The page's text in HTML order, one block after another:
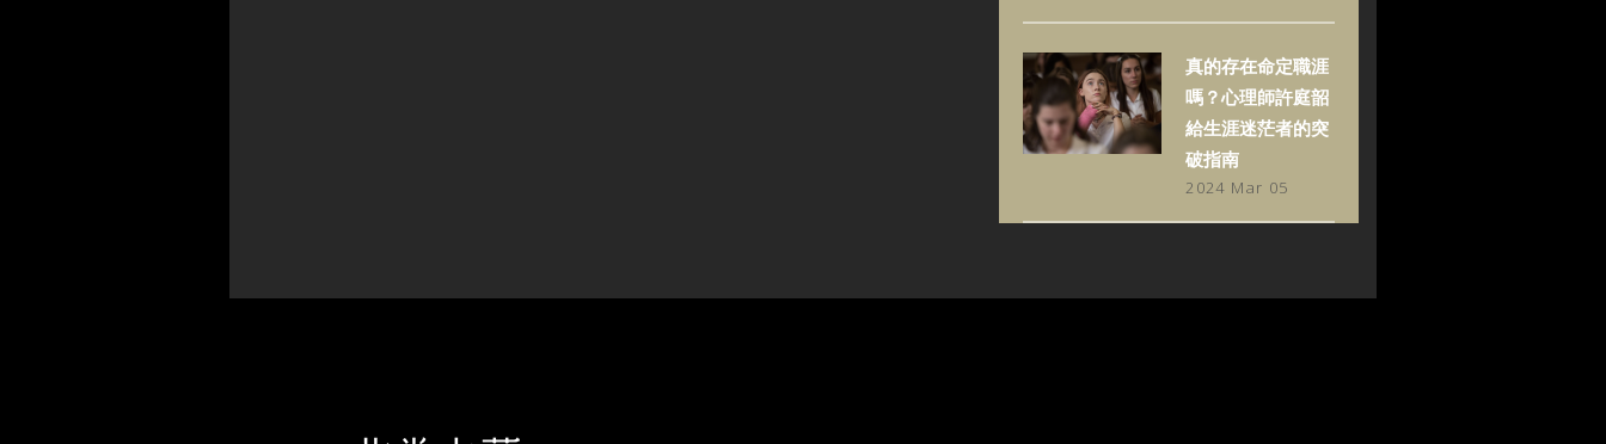
真的存在命定職涯
嗎？心理師許庭韶
給生涯迷茫者的突
破指南
2024 Mar 05